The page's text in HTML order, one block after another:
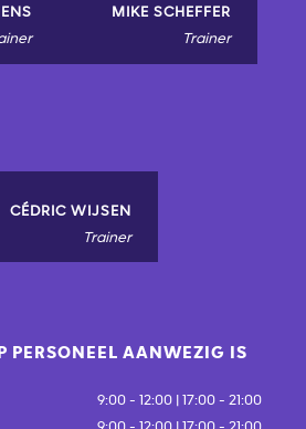
MIKE SCHEFFER
Trainer
CÉDRIC WIJSEN
Trainer
PERSONEEL AANWEZIG IS
9:00 - 12:00 | 17:00 - 21:00